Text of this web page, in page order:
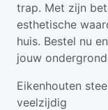
trap. Met zijn
esthetische
huis. Bestel nu
jouw
Eikenhouten
veelzijdig